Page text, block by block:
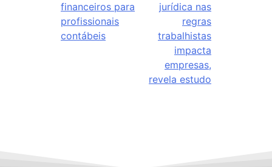
financeiros para
profissionais
contábeis
jurídica nas
regras
trabalhistas
impacta
empresas,
revela estudo